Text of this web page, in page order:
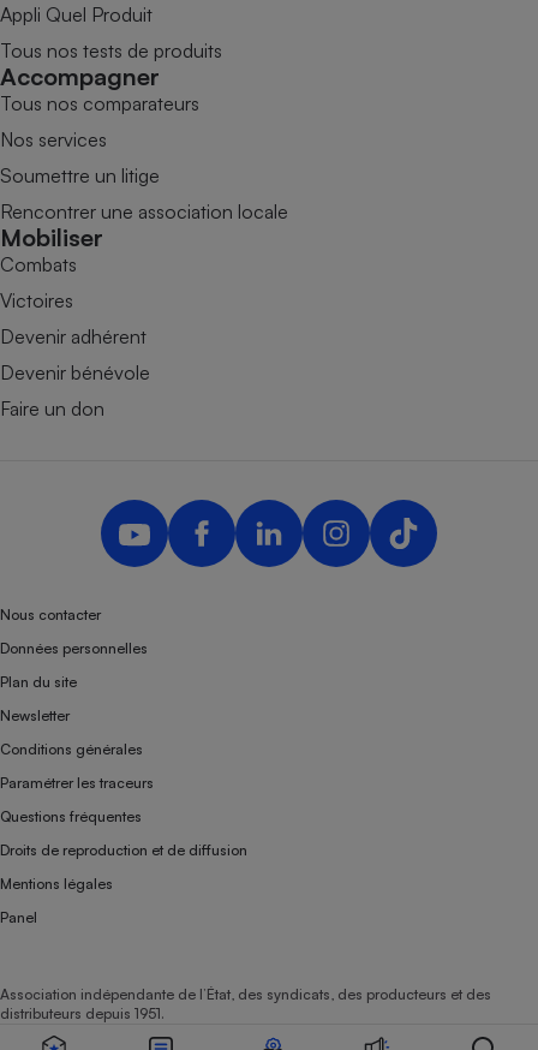
Appli Quel Produit
Tous nos tests de produits
Accompagner
Tous nos comparateurs
Nos services
Soumettre un litige
Rencontrer une association locale
Mobiliser
Combats
Victoires
Devenir adhérent
Devenir bénévole
Faire un don
Nous contacter
Données personnelles
Plan du site
Newsletter
Conditions générales
Paramétrer les traceurs
Questions fréquentes
Droits de reproduction et de diffusion
Mentions légales
Panel
Association indépendante de l’État, des syndicats, des producteurs et des
distributeurs depuis 1951.